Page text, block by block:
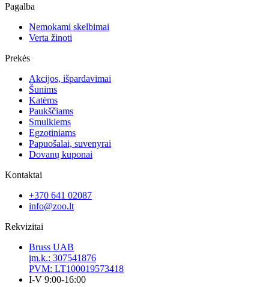
Pagalba
Nemokami skelbimai
Verta žinoti
Prekės
Akcijos, išpardavimai
Šunims
Katėms
Paukščiams
Smulkiems
Egzotiniams
Papuošalai, suvenyrai
Dovanų kuponai
Kontaktai
+370 641 02087
info@zoo.lt
Rekvizitai
Bruss UAB
įm.k.: 307541876
PVM: LT100019573418
I-V 9:00-16:00